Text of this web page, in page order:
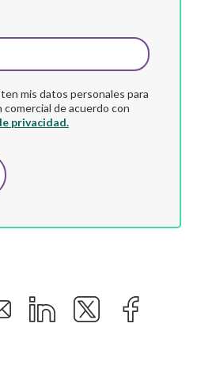
mis datos personales para
de acuerdo con
privacidad.